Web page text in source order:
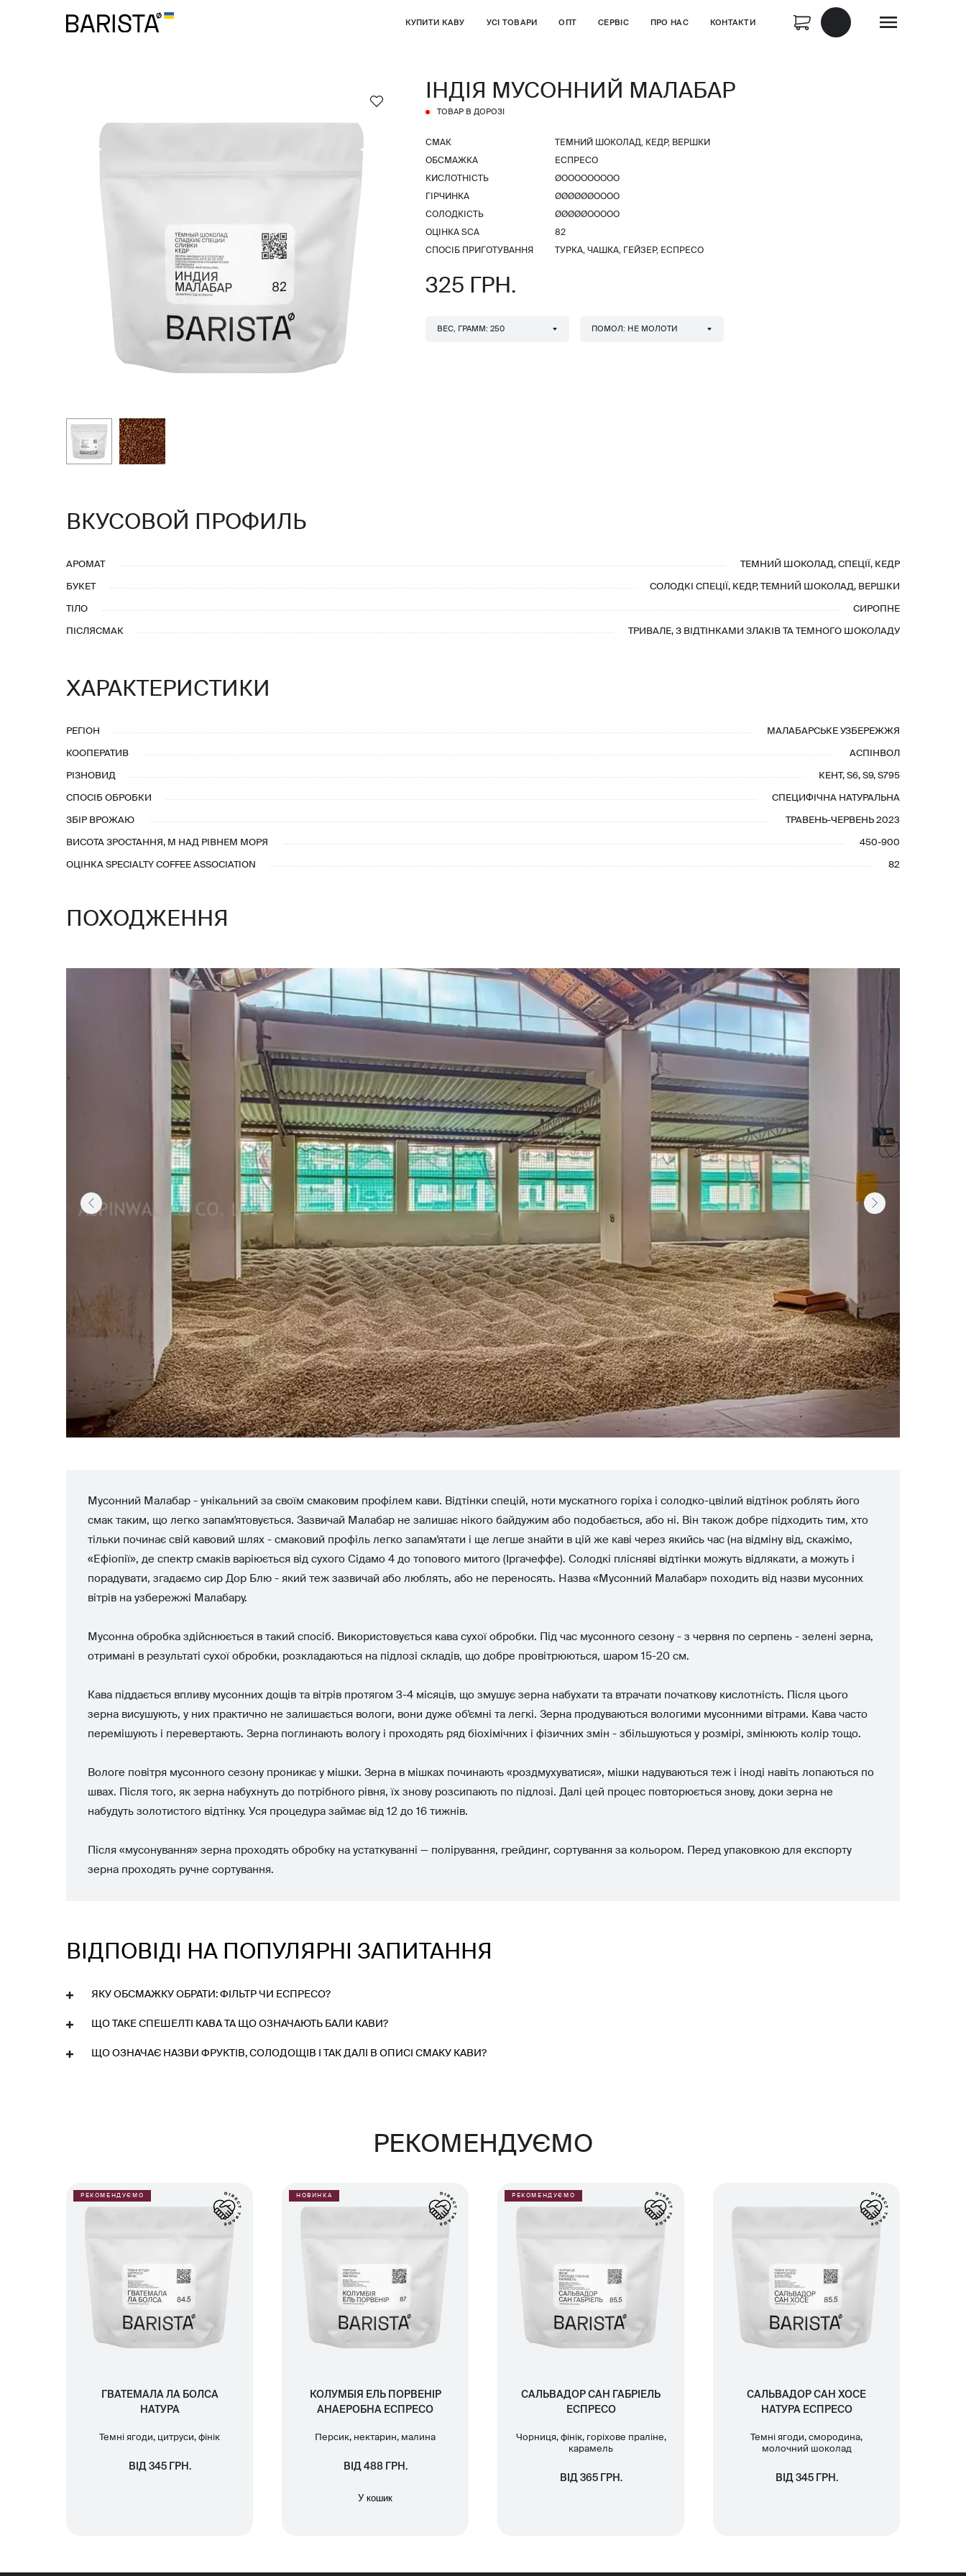
КУПИТИ КАВУ УСІ ТОВАРИ ОПТ СЕРВІС ПРО НАС КОНТАКТИ
ІНДІЯ МУСОННИЙ МАЛАБАР
ТОВАР В ДОРОЗІ
СМАК ТЕМНИЙ ШОКОЛАД, КЕДР, ВЕРШКИ
ОБСМАЖКА ЕСПРЕСО
КИСЛОТНІСТЬ ØООООООООО
ГІРЧИНКА ØØØØØØОООО
СОЛОДКІСТЬ ØØØØØООООО
ОЦІНКА SCA 82
СПОСІБ ПРИГОТУВАННЯ ТУРКА, ЧАШКА, ГЕЙЗЕР, ЕСПРЕСО
325 ГРН.
ВЕС, ГРАММ: 250 ПОМОЛ: НЕ МОЛОТИ
ВКУСОВОЙ ПРОФИЛЬ
АРОМАТ ТЕМНИЙ ШОКОЛАД, СПЕЦІЇ, КЕДР
БУКЕТ СОЛОДКІ СПЕЦІЇ, КЕДР, ТЕМНИЙ ШОКОЛАД, ВЕРШКИ
ТІЛО СИРОПНЕ
ПІСЛЯСМАК ТРИВАЛЕ, З ВІДТІНКАМИ ЗЛАКІВ ТА ТЕМНОГО ШОКОЛАДУ
ХАРАКТЕРИСТИКИ
РЕГІОН МАЛАБАРСЬКЕ УЗБЕРЕЖЖЯ
КООПЕРАТИВ АСПІНВОЛ
РІЗНОВИД КЕНТ, S6, S9, S795
СПОСІБ ОБРОБКИ СПЕЦИФІЧНА НАТУРАЛЬНА
ЗБІР ВРОЖАЮ ТРАВЕНЬ-ЧЕРВЕНЬ 2023
ВИСОТА ЗРОСТАННЯ, М НАД РІВНЕМ МОРЯ 450-900
ОЦІНКА SPECIALTY COFFEE ASSOCIATION 82
ПОХОДЖЕННЯ
Мусонний Малабар - унікальний за своїм смаковим профілем кави. Відтінки спецій, ноти мускатного горіха і солодко-цвілий відтінок роблять його
смак таким, що легко запам'ятовується. Зазвичай Малабар не залишає нікого байдужим або подобається, або ні. Він також добре підходить тим, хто
тільки починає свій кавовий шлях - смаковий профіль легко запам'ятати і ще легше знайти в цій же каві через якийсь час (на відміну від, скажімо,
«Ефіопії», де спектр смаків варіюється від сухого Сідамо 4 до топового митого (Іргачеффе). Солодкі плісняві відтінки можуть відлякати, а можуть і
порадувати, згадаємо сир Дор Блю - який теж зазвичай або люблять, або не переносять. Назва «Мусонний Малабар» походить від назви мусонних
вітрів на узбережжі Малабару.
Мусонна обробка здійснюється в такий спосіб. Використовується кава сухої обробки. Під час мусонного сезону - з червня по серпень - зелені зерна,
отримані в результаті сухої обробки, розкладаються на підлозі складів, що добре провітрюються, шаром 15-20 см.
Кава піддається впливу мусонних дощів та вітрів протягом 3-4 місяців, що змушує зерна набухати та втрачати початкову кислотність. Після цього
зерна висушують, у них практично не залишається вологи, вони дуже об'ємні та легкі. Зерна продуваються вологими мусонними вітрами. Кава часто
перемішують і перевертають. Зерна поглинають вологу і проходять ряд біохімічних і фізичних змін - збільшуються у розмірі, змінюють колір тощо.
Вологе повітря мусонного сезону проникає у мішки. Зерна в мішках починають «роздмухуватися», мішки надуваються теж і іноді навіть лопаються по
швах. Після того, як зерна набухнуть до потрібного рівня, їх знову розсипають по підлозі. Далі цей процес повторюється знову, доки зерна не
набудуть золотистого відтінку. Уся процедура займає від 12 до 16 тижнів.
Після «мусонування» зерна проходять обробку на устаткуванні — полірування, грейдинг, сортування за кольором. Перед упаковкою для експорту
зерна проходять ручне сортування.
ВІДПОВІДІ НА ПОПУЛЯРНІ ЗАПИТАННЯ
ЯКУ ОБСМАЖКУ ОБРАТИ: ФІЛЬТР ЧИ ЕСПРЕСО?
ЩО ТАКЕ СПЕШЕЛТІ КАВА ТА ЩО ОЗНАЧАЮТЬ БАЛИ КАВИ?
ЩО ОЗНАЧАЄ НАЗВИ ФРУКТІВ, СОЛОДОЩІВ І ТАК ДАЛІ В ОПИСІ СМАКУ КАВИ?
РЕКОМЕНДУЄМО
РЕКОМЕНДУЄМО
ГВАТЕМАЛА ЛА БОЛСА
НАТУРА
Темні ягоди, цитруси, фінік
ВІД 345 ГРН.
НОВИНКА
КОЛУМБІЯ ЕЛЬ ПОРВЕНІР
АНАЕРОБНА ЕСПРЕСО
Персик, нектарин, малина
ВІД 488 ГРН.
У кошик
РЕКОМЕНДУЄМО
САЛЬВАДОР САН ГАБРІЕЛЬ
ЕСПРЕСО
Чорниця, фінік, горіхове праліне,
карамель
ВІД 365 ГРН.
САЛЬВАДОР САН ХОСЕ
НАТУРА ЕСПРЕСО
Темні ягоди, смородина,
молочний шоколад
ВІД 345 ГРН.